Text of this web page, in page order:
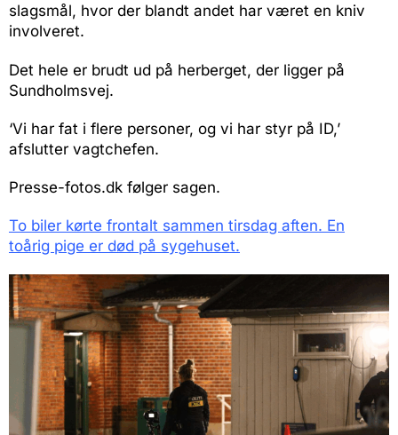
slagsmål, hvor der blandt andet har været en kniv
involveret.
Det hele er brudt ud på herberget, der ligger på
Sundholmsvej.
‘Vi har fat i flere personer, og vi har styr på ID,’
afslutter vagtchefen.
Presse-fotos.dk følger sagen.
To biler kørte frontalt sammen tirsdag aften. En
toårig pige er død på sygehuset.